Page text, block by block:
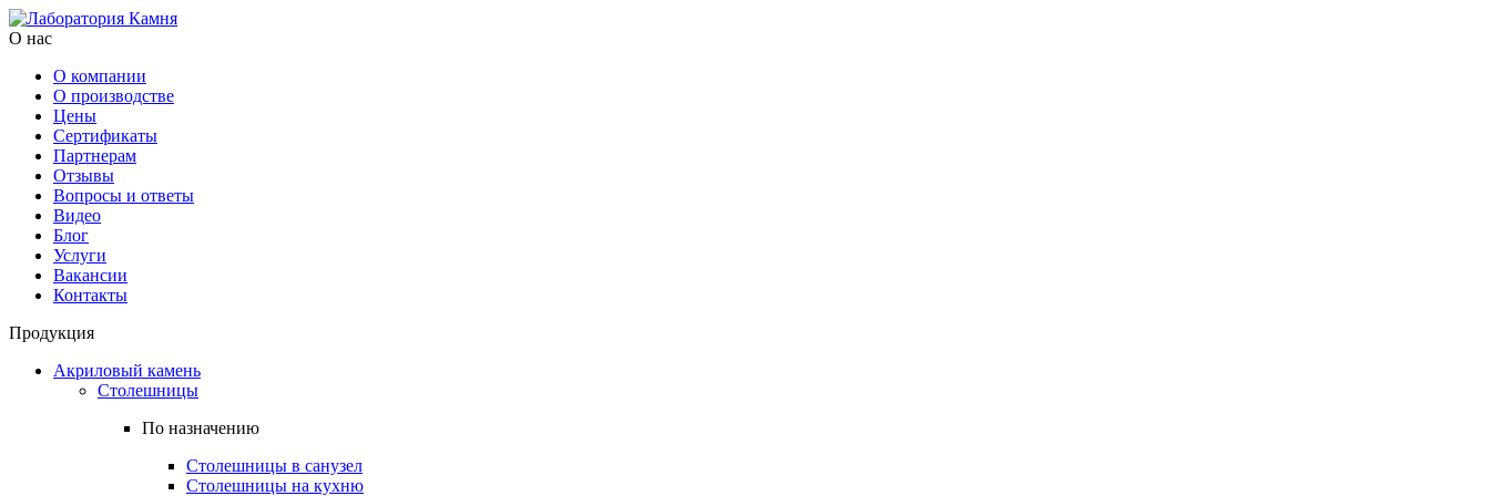
О нас
О компании
О производстве
Цены
Cертификаты
Партнерам
Отзывы
Вопросы и ответы
Видео
Блог
Услуги
Вакансии
Контакты
Продукция
Акриловый камень
Столешницы
По назначению
Столешницы в санузел
Столешницы на кухню